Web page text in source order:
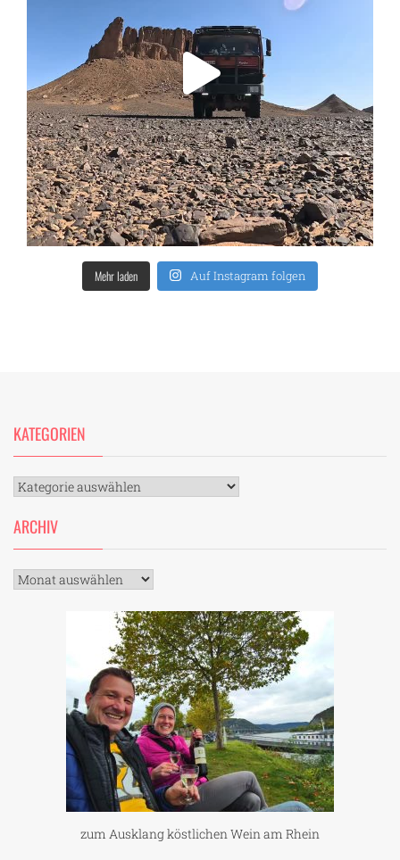
Mehr laden Auf Instagram folgen
KATEGORIEN
Kategorien
ARCHIV
Archiv
zum Ausklang köstlichen Wein am Rhein